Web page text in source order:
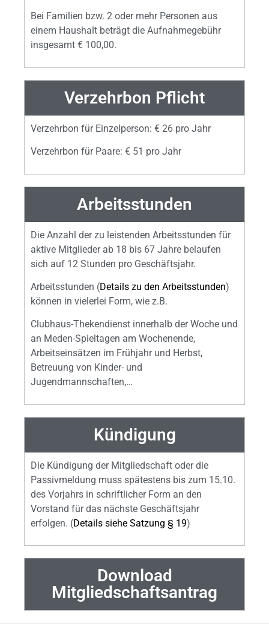
Bei Familien bzw. 2 oder mehr Personen aus
einem Haushalt beträgt die Aufnahmegebühr
insgesamt € 100,00.
Verzehrbon Pflicht
Verzehrbon für Einzelperson: € 26 pro Jahr
Verzehrbon für Paare: € 51 pro Jahr
Arbeitsstunden
Die Anzahl der zu leistenden Arbeitsstunden für
aktive Mitglieder ab 18 bis 67 Jahre belaufen
sich auf 12 Stunden pro Geschäftsjahr.
Arbeitsstunden (Details zu den Arbeitsstunden)
können in vielerlei Form, wie z.B.
Clubhaus-Thekendienst innerhalb der Woche und
an Meden-Spieltagen am Wochenende,
Arbeitseinsätzen im Frühjahr und Herbst,
Betreuung von Kinder- und
Jugendmannschaften,…
Kündigung
Die Kündigung der Mitgliedschaft oder die
Passivmeldung muss spätestens bis zum 15.10.
des Vorjahrs in schriftlicher Form an den
Vorstand für das nächste Geschäftsjahr
erfolgen. (Details siehe Satzung § 19)
Download
Mitgliedschaftsantrag